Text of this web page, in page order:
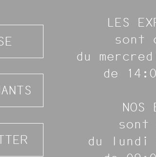
LES
sont
du
de
NOS
sont
du lundi